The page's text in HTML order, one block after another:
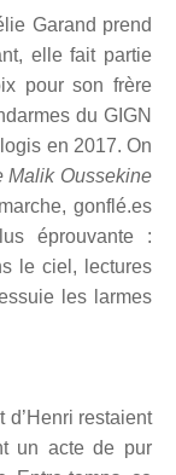
Garand prend
elle fait partie
pour son frère
du GIGN
en 2017. On
Malik Oussekine
gonflé.es
éprouvante :
le ciel, lectures
les larmes
d’Henri restaient
un acte de pur